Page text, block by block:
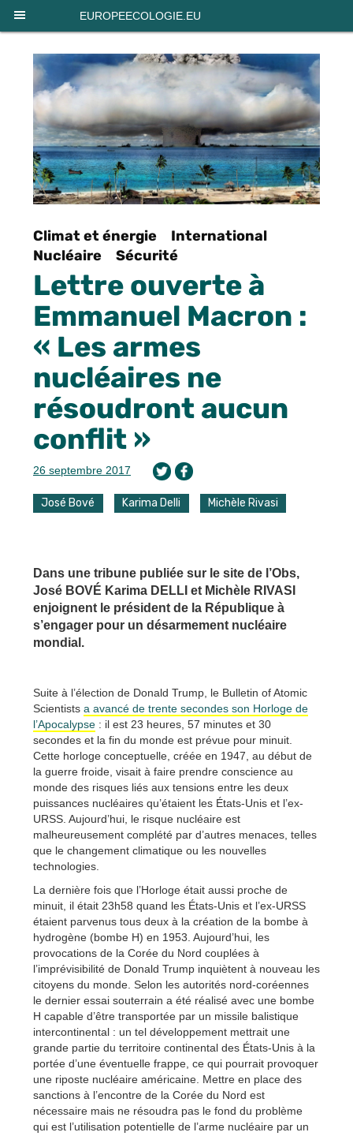
EUROPEECOLOGIE.EU
Climat et énergie
International
Nucléaire
Sécurité
Lettre ouverte à
Emmanuel Macron :
« Les armes
nucléaires ne
résoudront aucun
conflit »
26 septembre 2017
José Bové Karima Delli Michèle Rivasi
Dans une tribune publiée sur le site de l’Obs,
José BOVÉ Karima DELLI et Michèle RIVASI
enjoignent le président de la République à
s’engager pour un désarmement nucléaire
mondial.
Suite à l’élection de Donald Trump, le Bulletin of Atomic
Scientists a avancé de trente secondes son Horloge de
l’Apocalypse : il est 23 heures, 57 minutes et 30
secondes et la fin du monde est prévue pour minuit.
Cette horloge conceptuelle, créée en 1947, au début de
la guerre froide, visait à faire prendre conscience au
monde des risques liés aux tensions entre les deux
puissances nucléaires qu’étaient les États-Unis et l’ex-
URSS. Aujourd’hui, le risque nucléaire est
malheureusement complété par d’autres menaces, telles
que le changement climatique ou les nouvelles
technologies.
La dernière fois que l’Horloge était aussi proche de
minuit, il était 23h58 quand les États-Unis et l’ex-URSS
étaient parvenus tous deux à la création de la bombe à
hydrogène (bombe H) en 1953. Aujourd’hui, les
provocations de la Corée du Nord couplées à
l’imprévisibilité de Donald Trump inquiètent à nouveau les
citoyens du monde. Selon les autorités nord-coréennes
le dernier essai souterrain a été réalisé avec une bombe
H capable d’être transportée par un missile balistique
intercontinental : un tel développement mettrait une
grande partie du territoire continental des États-Unis à la
portée d’une éventuelle frappe, ce qui pourrait provoquer
une riposte nucléaire américaine. Mettre en place des
sanctions à l’encontre de la Corée du Nord est
nécessaire mais ne résoudra pas le fond du problème
qui est l’utilisation potentielle de l’arme nucléaire par un